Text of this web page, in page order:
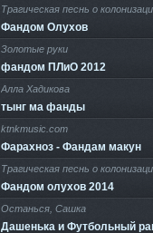
Трагическая песнь о
Фандом Олухов
Золотые руки
фандом ПЛиО 2012
Алла Хадикова
тынг ма фанды
ktnkmusic.com
Фарахноз - Фандам макун
Трагическая песнь о
Фандом олухов 2014
Останься, Сашка
Дашенька и Футбольный